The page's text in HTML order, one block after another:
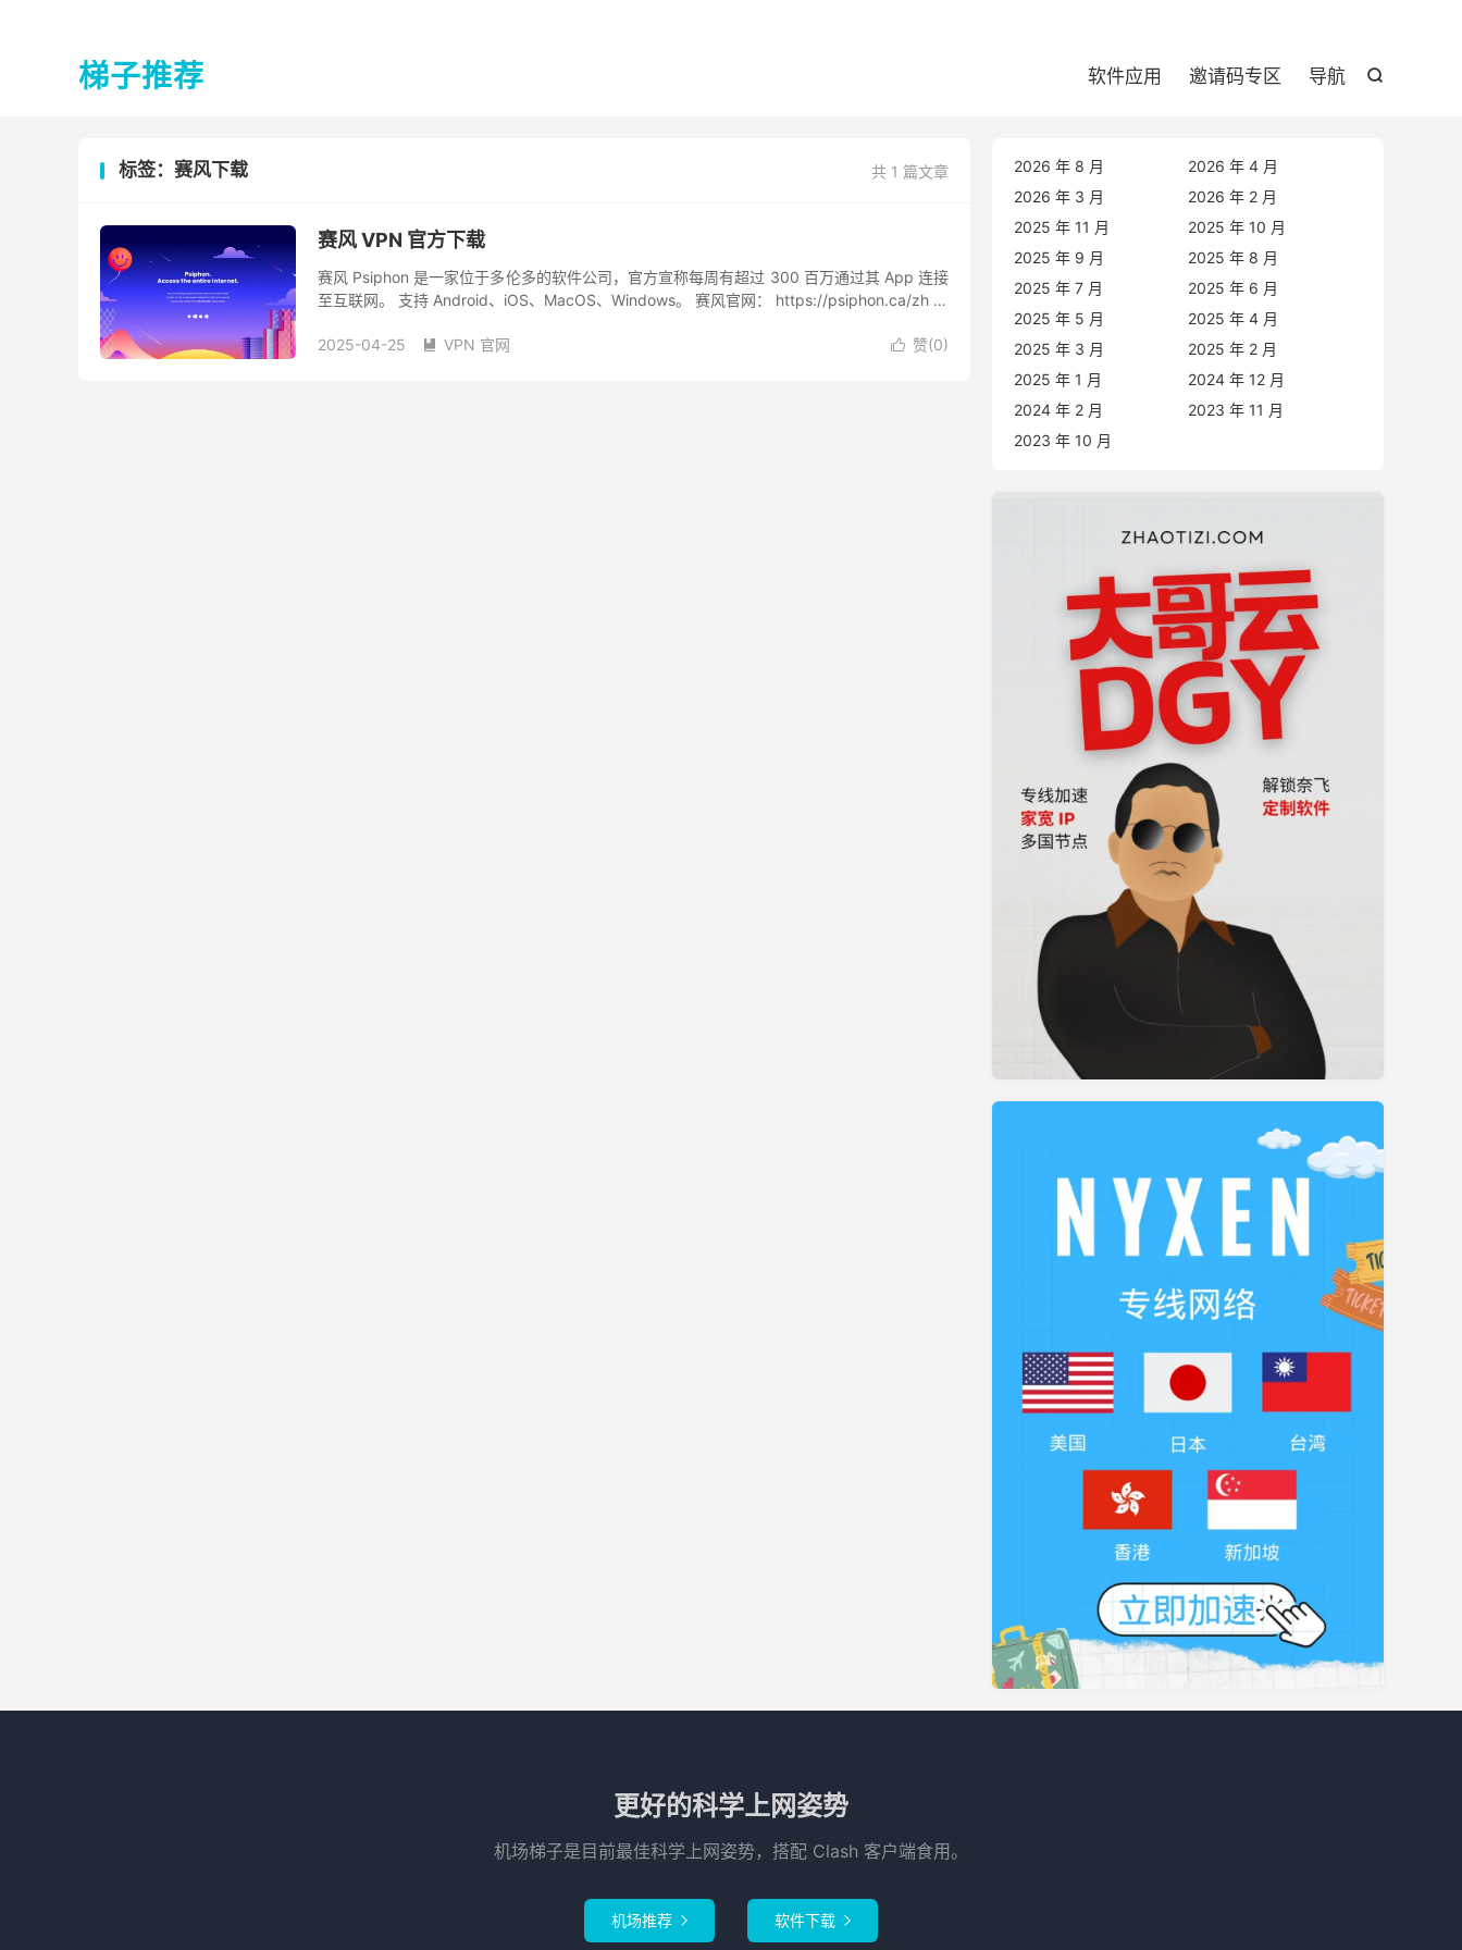
梯子推荐 
软件应用 邀请码专区 导航
共 1 篇文章
标签：赛风下载
赛风 VPN 官方下载
赛风 Psiphon 是一家位于多伦多的软件公司，官方宣称每周有超过 300 百万通过其 App 连接
至互联网。 支持 Android、iOS、MacOS、Windows。 赛风官网： https://psiphon.ca/zh 官
 赞(0)
2025-04-25  VPN 官网
2026 年 8 月
2026 年 4 月
2026 年 3 月
2026 年 2 月
2025 年 11 月
2025 年 10 月
2025 年 9 月
2025 年 8 月
2025 年 7 月
2025 年 6 月
2025 年 5 月
2025 年 4 月
2025 年 3 月
2025 年 2 月
2025 年 1 月
2024 年 12 月
2024 年 2 月
2023 年 11 月
2023 年 10 月
更好的科学上网姿势
机场梯子是目前最佳科学上网姿势，搭配 Clash 客户端食用。
机场推荐  软件下载 